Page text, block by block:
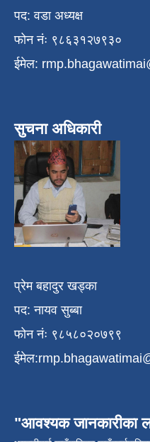
पद: वडा अध्यक्ष
फोन नंः ९८६३१२७९३०
ईमेल:
सुचना अधिकारी
प्रेम बहादुर खड्का
पद: नायव सुब्बा
फोन नंः ९८५८०२०७९९
ईमेल:
"आवश्यक जानकारीका